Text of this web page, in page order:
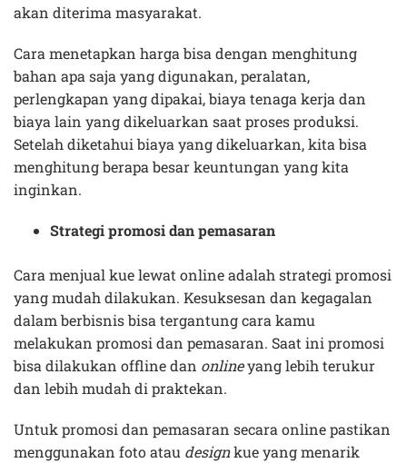
akan diterima masyarakat.
Cara menetapkan harga bisa dengan menghitung
bahan apa saja yang digunakan, peralatan,
perlengkapan yang dipakai, biaya tenaga kerja dan
biaya lain yang dikeluarkan saat proses produksi.
Setelah diketahui biaya yang dikeluarkan, kita bisa
menghitung berapa besar keuntungan yang kita
inginkan.
Strategi promosi dan pemasaran
Cara menjual kue lewat online adalah strategi promosi
yang mudah dilakukan. Kesuksesan dan kegagalan
dalam berbisnis bisa tergantung cara kamu
melakukan promosi dan pemasaran. Saat ini promosi
bisa dilakukan offline dan onlineyang lebih terukur
dan lebih mudah di praktekan.
Untuk promosi dan pemasaran secara online pastikan
menggunakan foto atau designkue yang menarik